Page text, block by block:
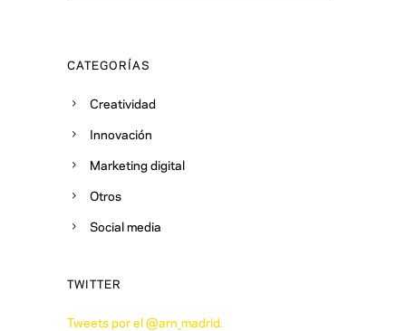
CATEGORÍAS
Creatividad
Innovación
Marketing digital
Otros
Social media
TWITTER
Tweets por el @arn_madrid.